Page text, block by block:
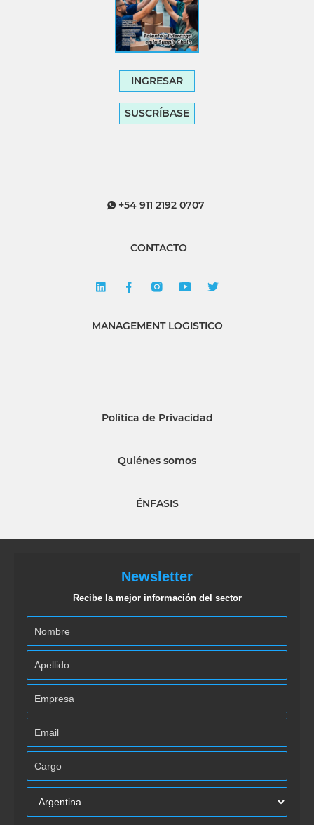
INGRESAR
SUSCRÍBASE
+54 911 2192 0707
CONTACTO
MANAGEMENT LOGISTICO
Política de Privacidad
Quiénes somos
ÉNFASIS
Newsletter
Recibe la mejor información del sector